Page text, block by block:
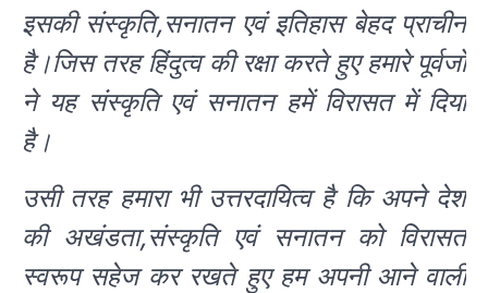
इसकी संस्कृति,सनातन एवं इतिहास बेहद प्राचीन
है।जिस तरह हिंदुत्व की रक्षा करते हुए हमारे पूर्वजों
ने यह संस्कृति एवं सनातन हमें विरासत में दिया
है।
उसी तरह हमारा भी उत्तरदायित्व है कि अपने देश
की अखंडता,संस्कृति एवं सनातन को विरासत
स्वरूप सहेज कर रखते हुए हम अपनी आने वाली